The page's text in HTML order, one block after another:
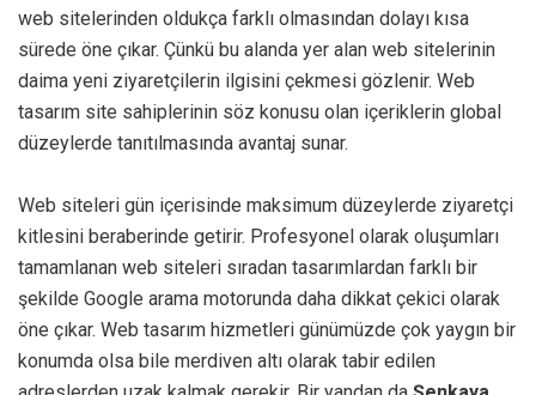
web sitelerinden oldukça farklı olmasından dolayı kısa
sürede öne çıkar. Çünkü bu alanda yer alan web sitelerinin
daima yeni ziyaretçilerin ilgisini çekmesi gözlenir. Web
tasarım site sahiplerinin söz konusu olan içeriklerin global
düzeylerde tanıtılmasında avantaj sunar.
Web siteleri gün içerisinde maksimum düzeylerde ziyaretçi
kitlesini beraberinde getirir. Profesyonel olarak oluşumları
tamamlanan web siteleri sıradan tasarımlardan farklı bir
şekilde Google arama motorunda daha dikkat çekici olarak
öne çıkar. Web tasarım hizmetleri günümüzde çok yaygın bir
konumda olsa bile merdiven altı olarak tabir edilen